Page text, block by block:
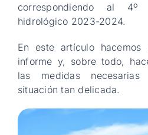
correspondiendo al
hidrológico 2023-2024.
En este artículo
informe y, sobre todo,
las medidas
situación tan delicada.